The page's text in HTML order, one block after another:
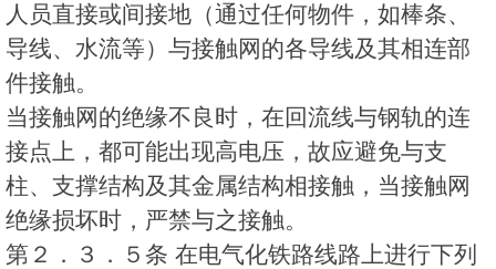
人员直接或间接地（通过任何物件，如棒条、
导线、水流等）与接触网的各导线及其相连部
件接触。
当接触网的绝缘不良时，在回流线与钢轨的连
接点上，都可能出现高电压，故应避免与支
柱、支撑结构及其金属结构相接触，当接触网
绝缘损坏时，严禁与之接触。
第２．３．５条 在电气化铁路线路上进行下列